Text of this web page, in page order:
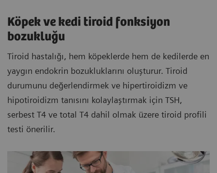
Köpek ve kedi tiroid fonksiyon
bozukluğu
Tiroid hastalığı, hem köpeklerde hem de kedilerde en
yaygın endokrin bozukluklarını oluşturur. Tiroid
durumunu değerlendirmek ve hipertiroidizm ve
hipotiroidizm tanısını kolaylaştırmak için TSH,
serbest T4 ve total T4 dahil olmak üzere tiroid profili
testi önerilir.